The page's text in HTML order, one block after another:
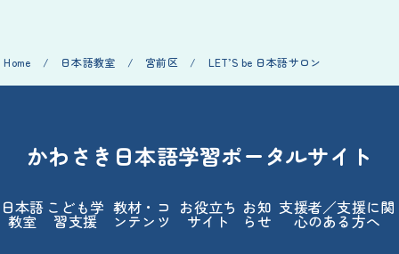
Home / 日本語教室 / 宮前区 / LET’S be 日本語サロン
かわさき日本語学習ポータルサイト
日本語
教室
こども学
習支援
教材・コ
ンテンツ
お役立ち
サイト
お知
らせ
支援者／支援に関
心のある方へ